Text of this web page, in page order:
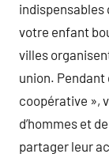
indispensables
votre enfant
villes
union. Pendant
coopérative »,
d’hommes et
partager leur